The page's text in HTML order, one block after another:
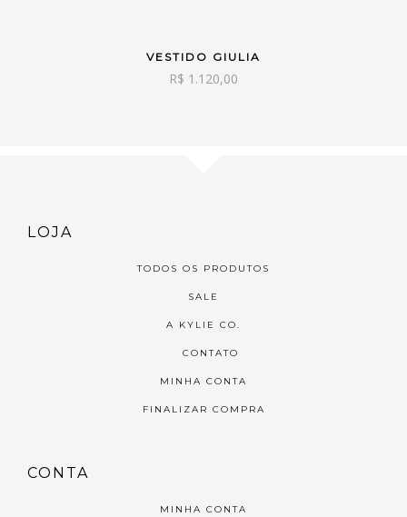
VER OPÇÕES
R$ 1.120,00
VESTIDO GIULIA
LOJA
TODOS OS PRODUTOS
SALE
A KYLIE CO.
CONTATO
MINHA CONTA
FINALIZAR COMPRA
CONTA
MINHA CONTA